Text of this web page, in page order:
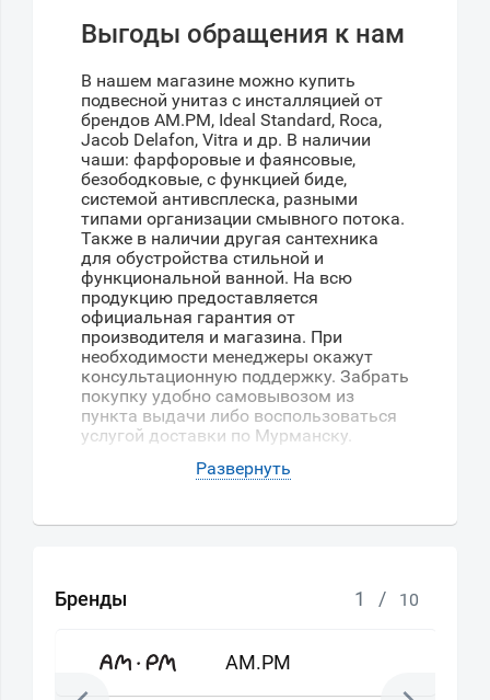
Выгоды обращения к нам
В нашем магазине можно купить
подвесной унитаз с инсталляцией от
брендов AM.PM, Ideal Standard, Roca,
Jacob Delafon, Vitra и др. В наличии
чаши: фарфоровые и фаянсовые,
безободковые, с функцией биде,
системой антивсплеска, разными
типами организации смывного потока.
Также в наличии другая сантехника
для обустройства стильной и
функциональной ванной. На всю
продукцию предоставляется
официальная гарантия от
производителя и магазина. При
необходимости менеджеры окажут
консультационную поддержку. Забрать
покупку удобно самовывозом из
пункта выдачи либо воспользоваться
услугой доставки по Мурманску.
Бренды 1 / 10
AM.PM